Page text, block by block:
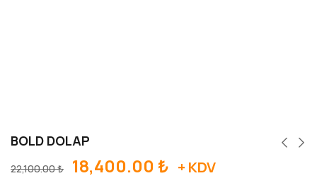
BOLD DOLAP
22,100.00₺ 18,400.00 ₺ + KDV